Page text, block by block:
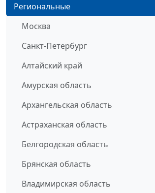
Региональные
Москва
Санкт-Петербург
Алтайский край
Амурская область
Архангельская область
Астраханская область
Белгородская область
Брянская область
Владимирская область